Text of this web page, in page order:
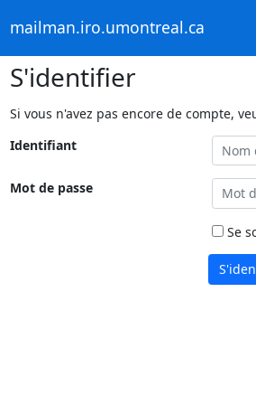
mailman.iro.umontreal.ca
S'identifier
Si vous n'avez pas encore de compte,
Identifiant
Mot de passe
Se